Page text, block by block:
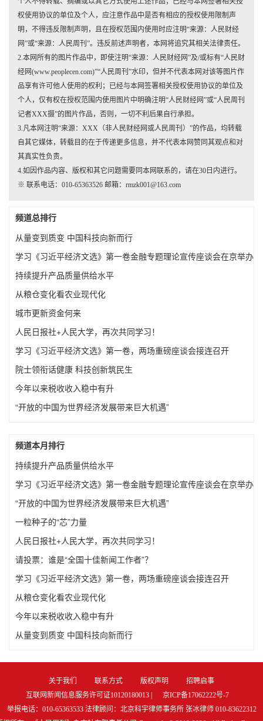
权使用协议的单位及个人，应注意作品中是否有相应的授权使用限制声
明，不得违反限制声明，且在授权范围内使用时应注明“来源：人民财经
网”或“来源：人民周刊”。违反前述声明者，本网将追究其相关法律责任。
2.本网所有的图片作品中，即使注明“来源：人民财经网”及/或标有“人民财
经网(www.peoplecen.com)”“人民周刊”水印，但并不代表本网对该等图片作
品享有许可他人使用的权利；已经与本网签署相关授权使用协议的单位及
个人，仅有权在授权范围内使用图片中明确注明“人民财经网”或“人民周刊
记者XXX摄”的图片作品，否则，一切不利后果自行承担。
3.凡本网注明“来源：XXX（非人民财经网或人民周刊）”的作品，均转载
自其它媒体，转载目的在于传递更多信息，并不代表本网赞同其观点和对
其真实性负责。
4.如因作品内容、版权和其它问题需要同本网联系的，请在30日内进行。
※ 联系电话：010-65363526 邮箱：rmzk001@163.com
频道总排行
从量变到质变 中国科技向新而行
学习《习近平经济文选》第一卷金融专题理论宣传座谈会在京举办
持续提升产品质量供给水平
从粮仓变化看农业现代化
城市更新资金何来
人民日报社+人民大学，再次共同学习！
学习《习近平经济文选》第一卷，两场重磅座谈会接连召开
院士领衔话健康 科技创新筑民生
今年以来税收收入稳中有升
“开放的中国为世界经济发展带来巨大机遇”
频道本月排行
持续提升产品质量供给水平
学习《习近平经济文选》第一卷金融专题理论宣传座谈会在京举办
“开放的中国为世界经济发展带来巨大机遇”
一粒种子的“芯”力量
人民日报社+人民大学，再次共同学习！
请投票：谁是“全国十佳新闻工作者”？
学习《习近平经济文选》第一卷，两场重磅座谈会接连召开
从粮仓变化看农业现代化
今年以来税收收入稳中有升
从量变到质变 中国科技向新而行
关于我们 联系方式 版权声明
招聘启事
互联网新闻信息服务许可证10120180013 |
京ICP备17062222号-7
举报电话：010-65363533 法律顾问：北京科宇律师事务所 张冰律师 010-83622312